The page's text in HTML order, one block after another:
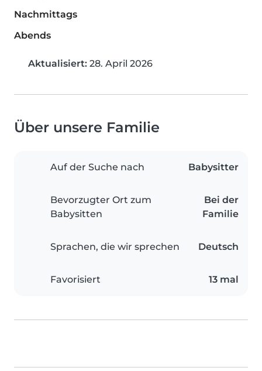
Nachmittags
Abends
Aktualisiert: 28. April 2026
Über unsere Familie
Auf der Suche nach Babysitter
Bevorzugter Ort zum
Babysitten
Bei der
Familie
Sprachen, die wir sprechen Deutsch
Favorisiert 13 mal